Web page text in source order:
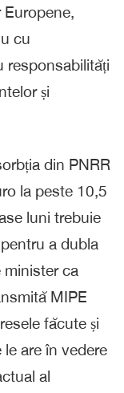
cu
responsabilități
și
din PNRR
la peste 10,5
luni trebuie
a dubla
minister ca
MIPE
făcute și
are în vedere
al